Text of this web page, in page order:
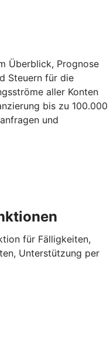
Überblick, Prognose
Steuern für die
aller Konten
bis zu 100.000
und
für Fälligkeiten,
Unterstützung per